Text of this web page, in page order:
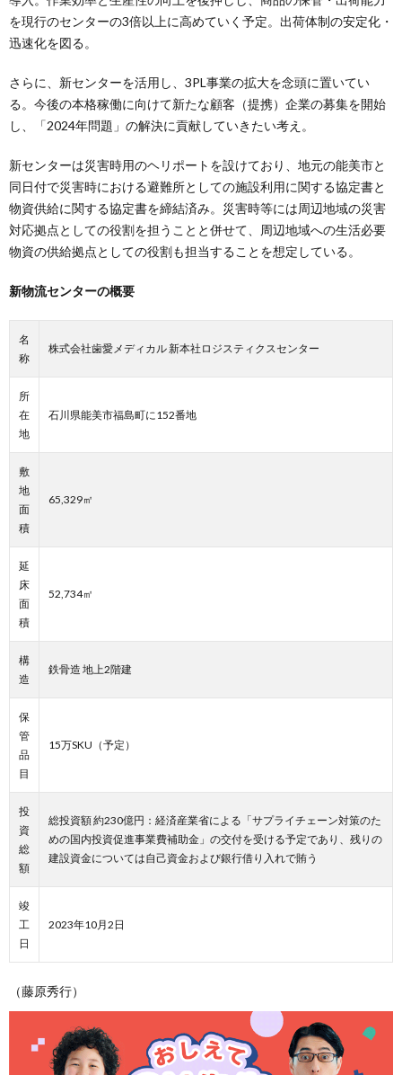
を現行のセンターの3倍以上に高めていく予定。出荷体制の安定化・
迅速化を図る。
さらに、新センターを活用し、3PL事業の拡大を念頭に置いてい
る。今後の本格稼働に向けて新たな顧客（提携）企業の募集を開始
し、「2024年問題」の解決に貢献していきたい考え。
新センターは災害時用のヘリポートを設けており、地元の能美市と
同日付で災害時における避難所としての施設利用に関する協定書と
物資供給に関する協定書を締結済み。災害時等には周辺地域の災害
対応拠点としての役割を担うことと併せて、周辺地域への生活必要
物資の供給拠点としての役割も担当することを想定している。
新物流センターの概要
名
称
株式会社歯愛メディカル 新本社ロジスティクスセンター
所
在
地
石川県能美市福島町に152番地
敷
地
面
積
65,329㎡
延
床
面
積
52,734㎡
構
造
鉄骨造 地上2階建
保
管
品
目
15万SKU（予定）
投
資
総
額
総投資額 約230億円：経済産業省による「サプライチェーン対策のた
めの国内投資促進事業費補助金」の交付を受ける予定であり、残りの
建設資金については自己資金および銀行借り入れで賄う
竣
工
日
2023年10月2日
（藤原秀行）